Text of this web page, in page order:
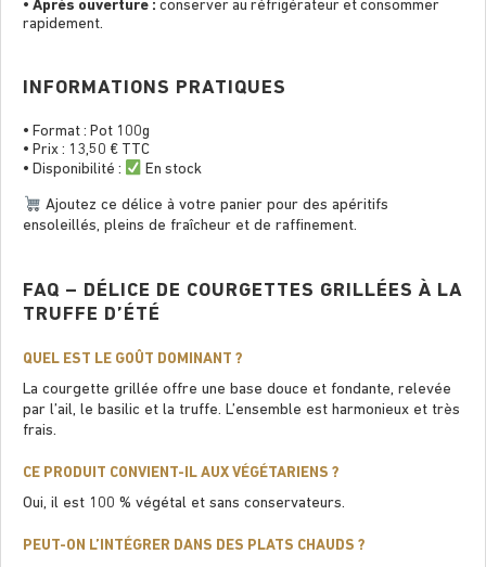
• Après ouverture : conserver au réfrigérateur et consommer
rapidement.
INFORMATIONS PRATIQUES
• Format : Pot 100g
• Prix : 13,50 € TTC
• Disponibilité :
En stock
Ajoutez ce délice à votre panier pour des apéritifs
ensoleillés, pleins de fraîcheur et de rafﬁnement.
FAQ – DÉLICE DE COURGETTES GRILLÉES À LA
TRUFFE D’ÉTÉ
QUEL EST LE GOÛT DOMINANT ?
La courgette grillée offre une base douce et fondante, relevée
par l’ail, le basilic et la truffe. L’ensemble est harmonieux et très
frais.
CE PRODUIT CONVIENT-IL AUX VÉGÉTARIENS ?
Oui, il est 100 % végétal et sans conservateurs.
PEUT-ON L’INTÉGRER DANS DES PLATS CHAUDS ?